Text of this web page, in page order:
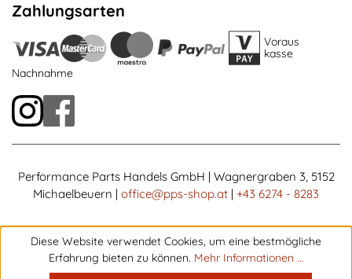
Zahlungsarten
Voraus
kasse
Nachnahme
Performance Parts Handels GmbH | Wagnergraben 3, 5152
Michaelbeuern | office@pps-shop.at | +43 6274 - 8283
Diese Website verwendet Cookies, um eine bestmögliche
Erfahrung bieten zu können. Mehr Informationen ...